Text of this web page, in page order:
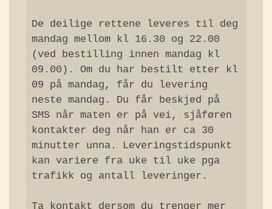
De deilige rettene leveres til deg
mandag mellom kl 16.30 og 22.00
(ved bestilling innen mandag kl
09.00). Om du har bestilt etter kl
09 på mandag, får du levering
neste mandag. Du får beskjed på
SMS når maten er på vei, sjåføren
kontakter deg når han er ca 30
minutter unna. Leveringstidspunkt
kan variere fra uke til uke pga
trafikk og antall leveringer.
Ta kontakt dersom du trenger mer